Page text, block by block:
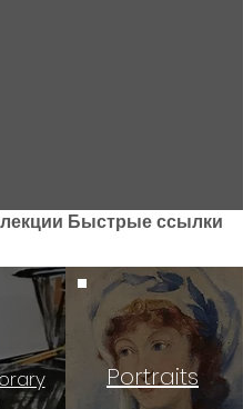
Быстрые ссылки
Portraits